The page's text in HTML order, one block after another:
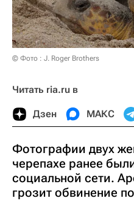
© Фото : J. Roger Brothers
Читать ria.ru в
Дзен МАКС
Фотографии двух
черепахе ранее
социальной сети.
грозит обвинение